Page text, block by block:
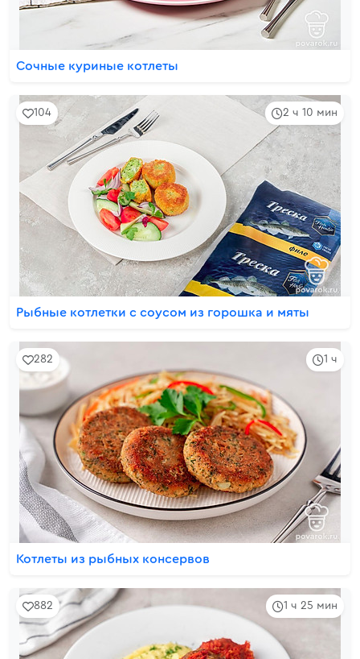
Сочные куриные котлеты
2 ч 10 мин
104
Рыбные котлетки с соусом из горошка и мяты
1 ч
282
Котлеты из рыбных консервов
1 ч 25 мин
882